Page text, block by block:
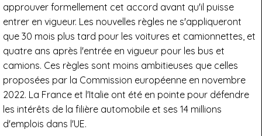
approuver formellement cet accord avant qu'il puisse
entrer en vigueur. Les nouvelles règles ne s'appliqueront
que 30 mois plus tard pour les voitures et camionnettes, et
quatre ans après l'entrée en vigueur pour les bus et
camions. Ces règles sont moins ambitieuses que celles
proposées par la Commission européenne en novembre
2022. La France et l'Italie ont été en pointe pour défendre
les intérêts de la filière automobile et ses 14 millions
d'emplois dans l'UE.